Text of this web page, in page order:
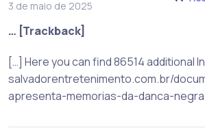
3 de maio de 2025
… [Trackback]
[…] Here you can find 86514 additional
salvadorentretenimento.com.br/
apresenta-memorias-da-danca-